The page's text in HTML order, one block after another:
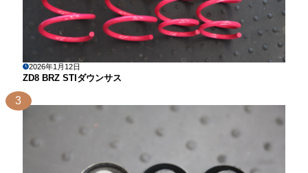
2026年1月12日
ZD8 BRZ STIダウンサス
3